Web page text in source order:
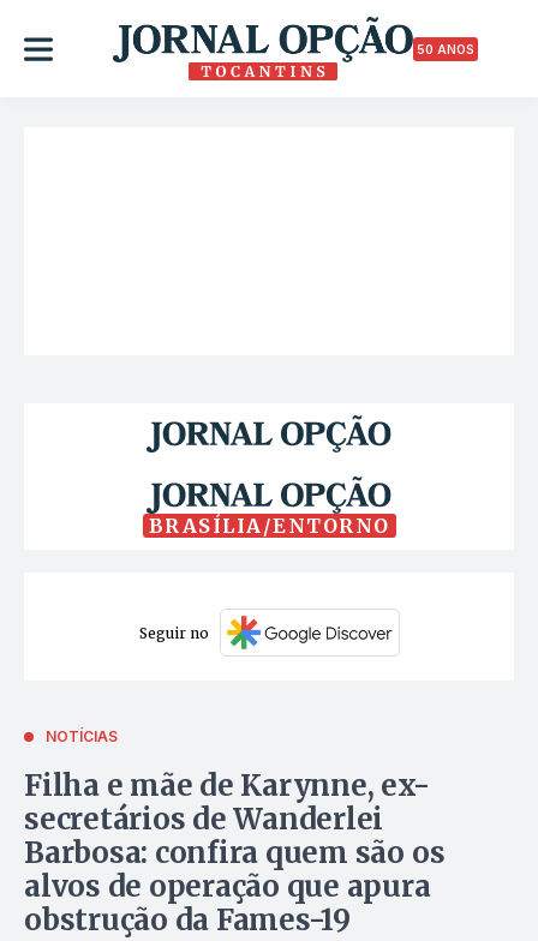
50 ANOS
BRASÍLIA/ENTORNO
Seguir no
NOTÍCIAS
Filha e mãe de Karynne, ex-
secretários de Wanderlei
Barbosa: confira quem são os
alvos de operação que apura
obstrução da Fames-19